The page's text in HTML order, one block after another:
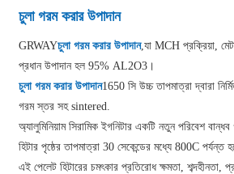
চুলা গরম করার উপাদান
GRWAYচুলা গরম করার উপাদান,যা MCH প্রক্রিয়া,
প্রধান উপাদান হল 95% AL2O3।
চুলা গরম করার উপাদান1650 সি উচ্চ তাপমাত্রা দ্বারা
গরম স্তর সহ sintered.
অ্যালুমিনিয়াম সিরামিক ইগনিটার একটি নতুন পরিবেশ
হিটার পৃষ্ঠের তাপমাত্রা 30 সেকেন্ডের মধ্যে 800C পর্যন্ত
এই পেলেট হিটারের চমৎকার প্রতিরোধ ক্ষমতা, শব্দহীনতা,